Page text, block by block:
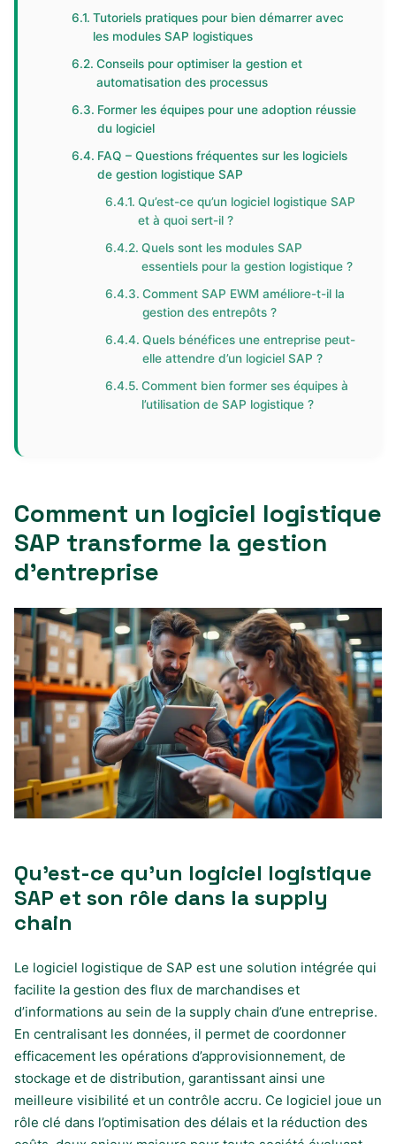
Tutoriels pratiques pour bien démarrer avec
les modules SAP logistiques
Conseils pour optimiser la gestion et
automatisation des processus
Former les équipes pour une adoption réussie
du logiciel
FAQ – Questions fréquentes sur les logiciels
de gestion logistique SAP
Qu’est-ce qu’un logiciel logistique SAP
et à quoi sert-il ?
Quels sont les modules SAP
essentiels pour la gestion logistique ?
Comment SAP EWM améliore-t-il la
gestion des entrepôts ?
Quels bénéfices une entreprise peut-
elle attendre d’un logiciel SAP ?
Comment bien former ses équipes à
l’utilisation de SAP logistique ?
Comment un logiciel logistique
SAP transforme la gestion
d’entreprise
Qu’est-ce qu’un logiciel logistique
SAP et son rôle dans la supply
chain
Le logiciel logistique de SAP est une solution intégrée qui
facilite la gestion des flux de marchandises et
d’informations au sein de la supply chain d’une entreprise.
En centralisant les données, il permet de coordonner
efficacement les opérations d’approvisionnement, de
stockage et de distribution, garantissant ainsi une
meilleure visibilité et un contrôle accru. Ce logiciel joue un
rôle clé dans l’optimisation des délais et la réduction des